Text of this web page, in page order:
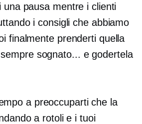
una pausa mentre i clienti
i consigli che abbiamo
finalmente prenderti quella
sognato... e godertela
a preoccuparti che la
a rotoli e i tuoi